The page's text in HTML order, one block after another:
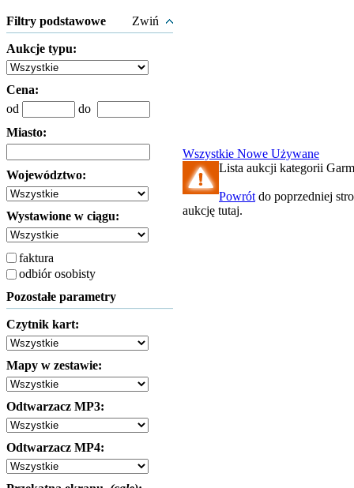
Filtry podstawowe Zwiń
Aukcje typu:
Cena:
od
do
Miasto:
Województwo:
Wystawione w ciągu:
faktura
odbiór osobisty
Pozostałe parametry
Czytnik kart:
Mapy w zestawie:
Odtwarzacz MP3:
Odtwarzacz MP4:
Wszystkie Nowe Używane
Lista aukcji kategorii
Powrót do poprzedniej
aukcję tutaj.